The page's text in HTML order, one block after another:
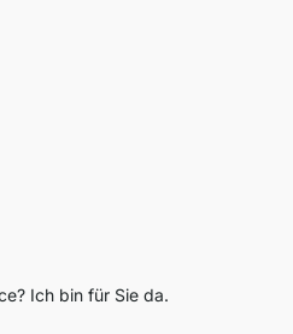
Ich bin für Sie da.